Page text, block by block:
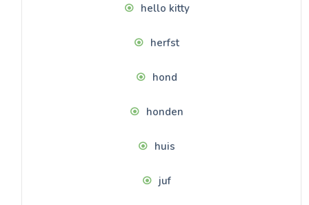
hello kitty
herfst
hond
honden
huis
juf